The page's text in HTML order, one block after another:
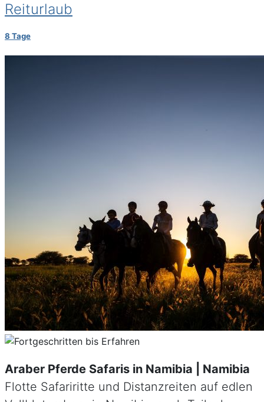
Reiturlaub
8 Tage
Araber Pferde Safaris in Namibia | Namibia
Flotte Safariritte und Distanzreiten auf edlen